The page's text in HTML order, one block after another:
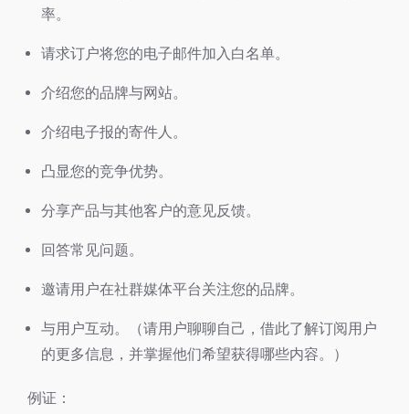
率。
请求订户将您的电子邮件加入白名单。
介绍您的品牌与网站。
介绍电子报的寄件人。
凸显您的竞争优势。
分享产品与其他客户的意见反馈。
回答常见问题。
邀请用户在社群媒体平台关注您的品牌。
与用户互动。（请用户聊聊自己，借此了解订阅用户
的更多信息，并掌握他们希望获得哪些内容。）
例证：